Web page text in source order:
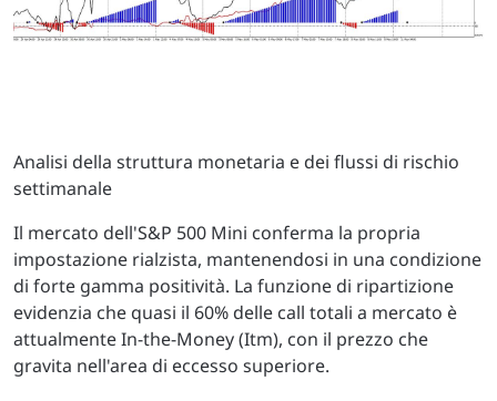
Analisi della struttura monetaria e dei flussi di rischio
settimanale
Il mercato dell'S&P 500 Mini conferma la propria
impostazione rialzista, mantenendosi in una condizione
di forte gamma positività. La funzione di ripartizione
evidenzia che quasi il 60% delle call totali a mercato è
attualmente In-the-Money (Itm), con il prezzo che
gravita nell'area di eccesso superiore.